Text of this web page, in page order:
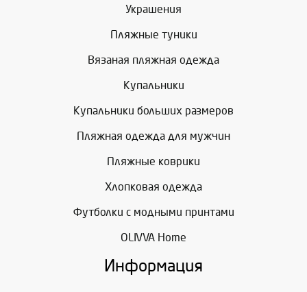
Украшения
Пляжные туники
Вязаная пляжная одежда
Купальники
Купальники больших размеров
Пляжная одежда для мужчин
Пляжные коврики
Хлопковая одежда
Футболки с модными принтами
OLIVVA Home
Информация